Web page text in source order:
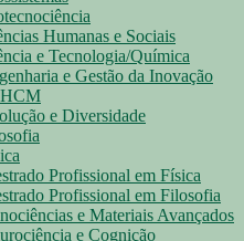
Humanas e Sociais
e Tecnologia/Química
e Gestão da Inovação
e Diversidade
Profissional em Física
Profissional em Filosofia
e Materiais Avançados
e Cognição